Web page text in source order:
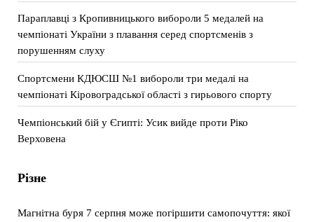
Параплавці з Кропивницького вибороли 5 медалей на
чемпіонаті України з плавання серед спортсменів з
порушенням слуху
Спортсмени КДЮСШ №1 вибороли три медалі на
чемпіонаті Кіровоградської області з гирьового спорту
Чемпіонський бій у Єгипті: Усик вийде проти Ріко
Верховена
Різне
Магнітна буря 7 серпня може погіршити самопочуття: якої